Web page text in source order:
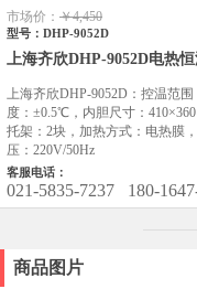
市场价： ￥4,450
型号：DHP-9052D
上海齐欣DHP-9052D电热
上海齐欣DHP-9052D：控温范
度：±0.5℃，内胆尺寸：
托架：2块，加热方式：电热膜
压：220V/50Hz
客服电话：
021-5835-7237 180-
商品图片